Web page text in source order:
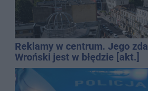
Reklamy w centrum. Jego
Wroński jest w błędzie [akt.]